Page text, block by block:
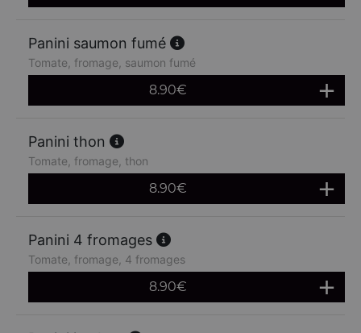
Panini saumon fumé
Tomate, fromage, saumon fumé
8.90€
Panini thon
Tomate, fromage, thon
8.90€
Panini 4 fromages
Tomate, fromage, 4 fromages
8.90€